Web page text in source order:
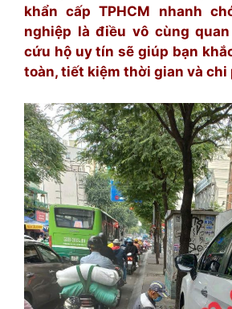
khẩn cấp TPHCM nhanh
nghiệp là điều vô cùng
cứu hộ uy tín sẽ giúp bạn
toàn, tiết kiệm thời gian và chi